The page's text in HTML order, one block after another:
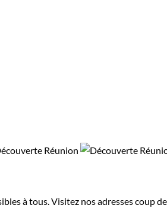
à tous. Visitez nos adresses coup